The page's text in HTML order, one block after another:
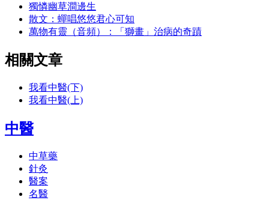
獨憐幽草澗邊生
散文：蟬唱悠悠君心可知
萬物有靈（音頻）：「獅畫」治病的奇蹟
相關文章
我看中醫(下)
我看中醫(上)
中醫
中草藥
針灸
醫案
名醫